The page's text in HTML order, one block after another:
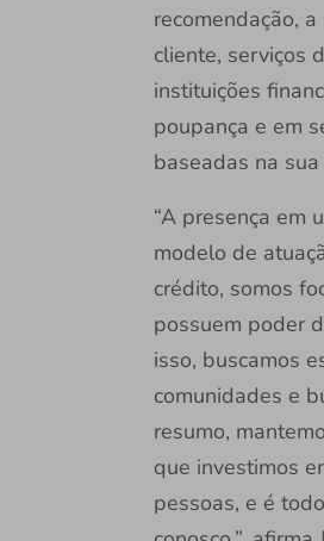
recomendação,
cliente, serviços
instituições
poupança e em
baseadas na
“A presença em
modelo de
crédito, somos
possuem poder
isso, buscamos
comunidades e
resumo,
que investimos
pessoas, e é